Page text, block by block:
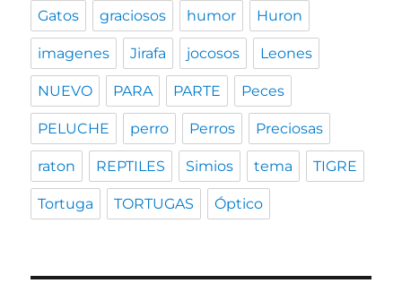
Gatos graciosos humor Huron
imagenes Jirafa jocosos Leones
NUEVO PARA PARTE Peces
PELUCHE perro Perros Preciosas
raton REPTILES Simios tema TIGRE
Tortuga TORTUGAS Óptico